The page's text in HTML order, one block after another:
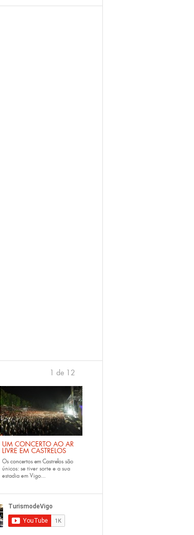
UM CONCERTO AO AR
LIVRE EM CASTRELOS
Os concertos em Castrelos são
únicos: se tiver sorte e a sua
estadia em Vigo...
1 de 12